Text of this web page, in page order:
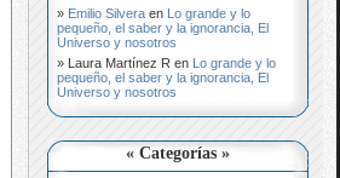
Emilio Silvera en Lo grande y lo
pequeño, el saber y la ignorancia, El
Universo y nosotros
Laura Martínez R en Lo grande y lo
pequeño, el saber y la ignorancia, El
Universo y nosotros
« Categorías »